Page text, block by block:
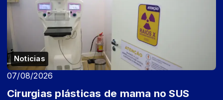
Noticias
07/08/2026
Cirurgias plásticas de mama no SUS